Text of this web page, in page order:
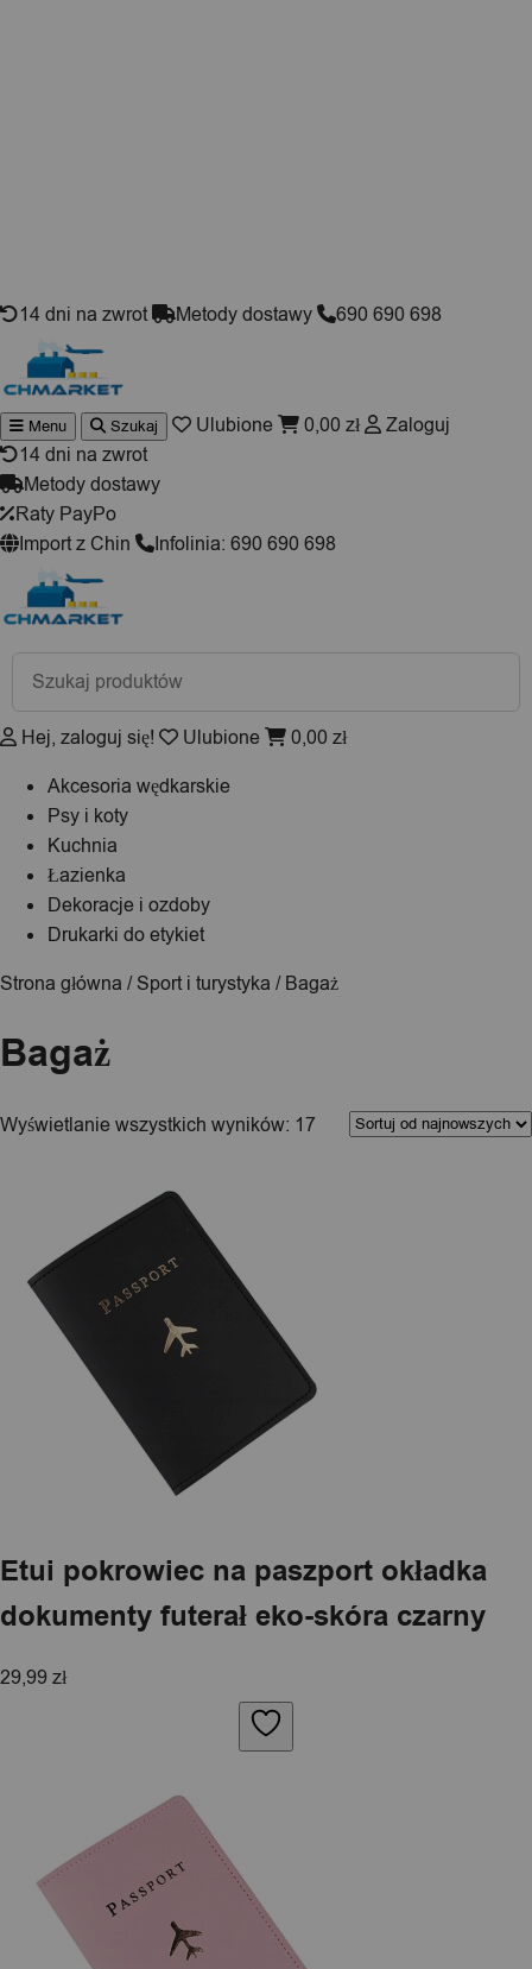
14 dni na zwrot Metody dostawy 690 690 698
Wyszukiwarka
produktów
Menu Szukaj Ulubione 0,00 zł
Zaloguj
14 dni na zwrot
Metody dostawy
Raty PayPo
Import z Chin
Infolinia: 690 690 698
Wyszukiwarka
produktów
Hej, zaloguj się! Ulubione 0,00 zł
Akcesoria wędkarskie
Psy i koty
Kuchnia
Łazienka
Dekoracje i ozdoby
Drukarki do etykiet
Strona główna /Sport i turystyka / Bagaż
Bagaż
Wyświetlanie wszystkich wyników: 17
Kolejność
Etui pokrowiec na paszport okładka
dokumenty futerał eko-skóra czarny
29,99zł